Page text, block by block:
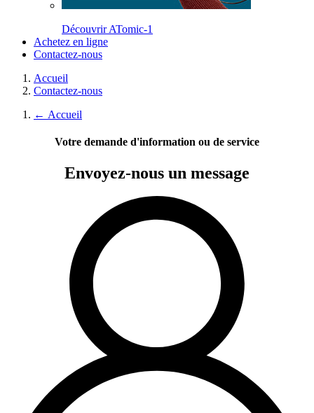
Découvrir ATomic-1
Achetez en ligne
Contactez-nous
Accueil
Contactez-nous
← Accueil
Votre demande d'information ou de service
Envoyez-nous un message